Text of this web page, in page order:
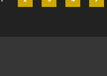
Página Página Página Página